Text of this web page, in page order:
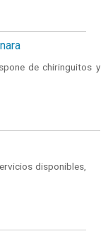
de chiringuitos y
disponibles,